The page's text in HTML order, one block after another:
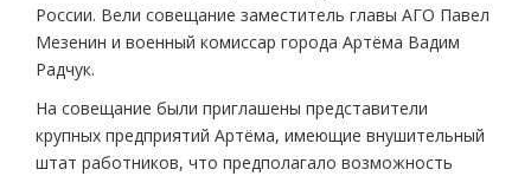
России. Вели совещание заместитель главы АГО Павел
Мезенин и военный комиссар города Артёма Вадим
Радчук.
На совещание были приглашены представители
крупных предприятий Артёма, имеющие внушительный
штат работников, что предполагало возможность